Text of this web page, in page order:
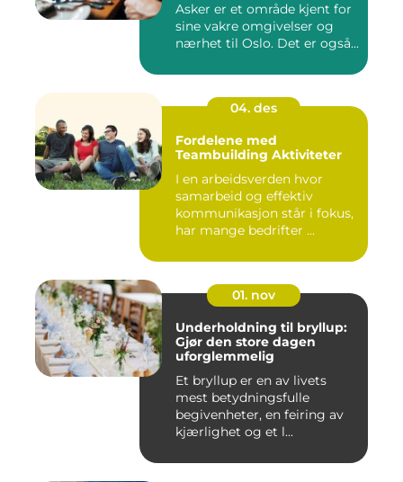
Asker er et område kjent for
sine vakre omgivelser og
nærhet til Oslo. Det er også...
04. des
Fordelene med
Teambuilding Aktiviteter
I en arbeidsverden hvor
samarbeid og effektiv
kommunikasjon står i fokus,
har mange bedrifter ...
01. nov
Underholdning til bryllup:
Gjør den store dagen
uforglemmelig
Et bryllup er en av livets
mest betydningsfulle
begivenheter, en feiring av
kjærlighet og et l...